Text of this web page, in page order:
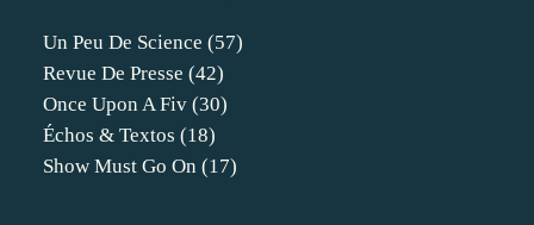
Un Peu De Science (57)
Revue De Presse (42)
Once Upon A Fiv (30)
Échos & Textos (18)
Show Must Go On (17)